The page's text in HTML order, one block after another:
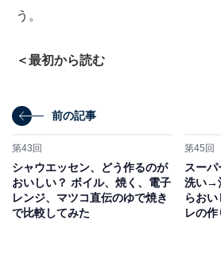
う。
＜最初から読む
前の記事
第43回
シャウエッセン、どう作るのが
おいしい？ ボイル、焼く、電子
レンジ、マツコ直伝のゆで焼き
で比較してみた
第45回
スーパ
洗い→
らお
レの作